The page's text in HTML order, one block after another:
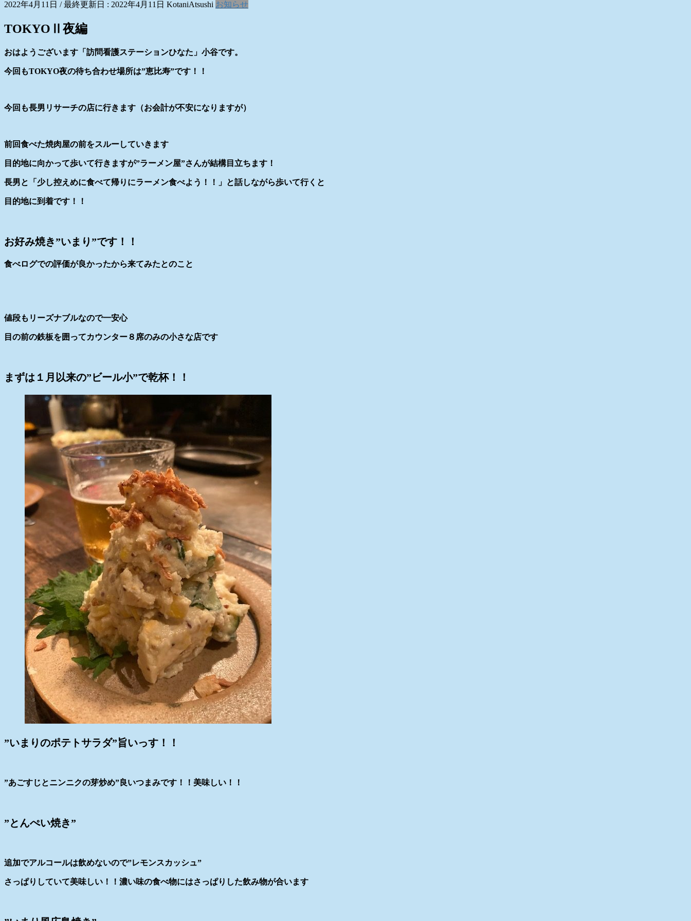
2022年4月11日 / 最終更新日 : 2022年4月11日 KotaniAtsushi お知らせ
TOKYOⅡ夜編
おはようございます「訪問看護ステーションひなた」小谷です。
今回もTOKYO夜の待ち合わせ場所は”恵比寿”です！！
今回も長男リサーチの店に行きます（お会計が不安になりますが）
前回食べた焼肉屋の前をスルーしていきます
目的地に向かって歩いて行きますが”ラーメン屋”さんが結構目立ちます！
長男と「少し控えめに食べて帰りにラーメン食べよう！！」と話しながら歩いて行くと
目的地に到着です！！
お好み焼き”いまり”です！！
食べログでの評価が良かったから来てみたとのこと
値段もリーズナブルなので一安心
目の前の鉄板を囲ってカウンター８席のみの小さな店です
まずは１月以来の”ビール小”で乾杯！！
”いまりのポテトサラダ”旨いっす！！
”あごすじとニンニクの芽炒め”良いつまみです！！美味しい！！
”とんぺい焼き”
追加でアルコールは飲めないので”レモンスカッシュ”
さっぱりしていて美味しい！！濃い味の食べ物にはさっぱりした飲み物が合います